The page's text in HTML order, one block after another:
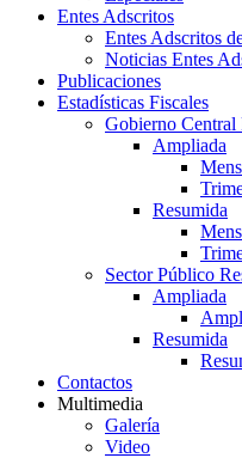
Entes Adscritos
Entes Adscritos
Noticias Entes
Publicaciones
Estadísticas Fiscales
Gobierno Central
Ampliada
Resumida
Sector Público
Ampliada
Resumida
Contactos
Multimedia
Galería
Video